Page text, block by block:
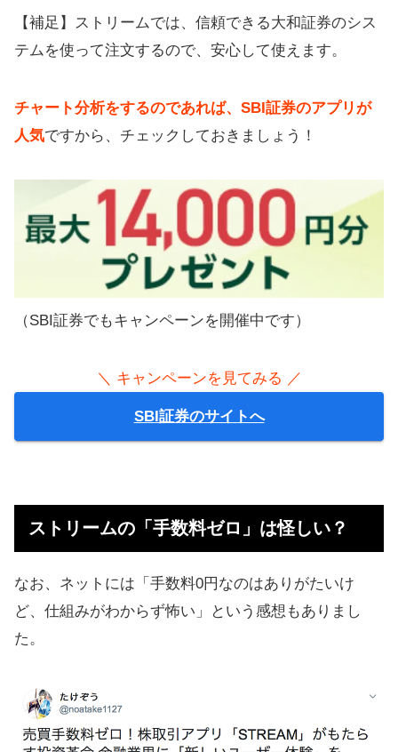
【補足】ストリームでは、信頼できる大和証券のシス
テムを使って注文するので、安心して使えます。
チャート分析をするのであれば、SBI証券のアプリが
人気ですから、チェックしておきましょう！
（SBI証券でもキャンペーンを開催中です）
＼ キャンペーンを見てみる ／
SBI証券のサイトへ
ストリームの「手数料ゼロ」は怪しい？
なお、ネットには「手数料0円なのはありがたいけ
ど、仕組みがわからず怖い」という感想もありまし
た。